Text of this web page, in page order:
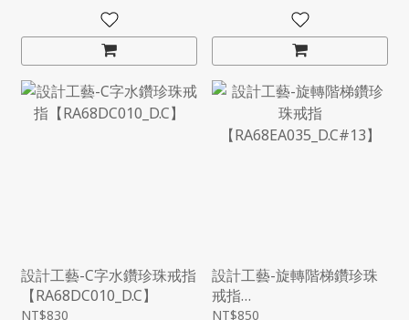
設計工藝-C字水鑽珍珠戒指
【RA68DC010_D.C】
NT$830
設計工藝-旋轉階梯鑽珍珠
戒指
【RA68EA035_D.C#13】
NT$850